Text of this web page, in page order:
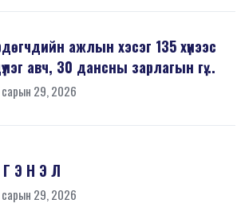
ажлын хэсэг 135 хүнээс
авч, 30 дансны зарлагын гү...
29, 2026
Э Н Э Л
29, 2026